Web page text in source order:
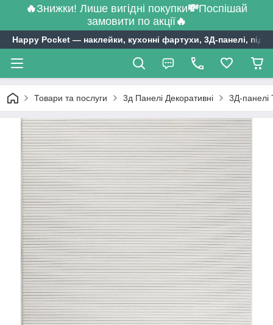
🔥Знижки! Лише вигідні покупки💸Поспішай
замовити по акції🔥
Happy Pocket ― наклейки, кухонні фартухи, 3Д-панелі,
Товари та послуги 3д Панелі Декоративні 3Д-панелі